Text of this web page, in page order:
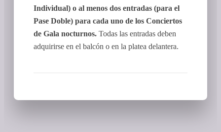
Individual) o al menos dos entradas (para el
Pase Doble) para cada uno de los Conciertos
de Gala nocturnos. Todas las entradas deben
adquirirse en el balcón o en la platea delantera.